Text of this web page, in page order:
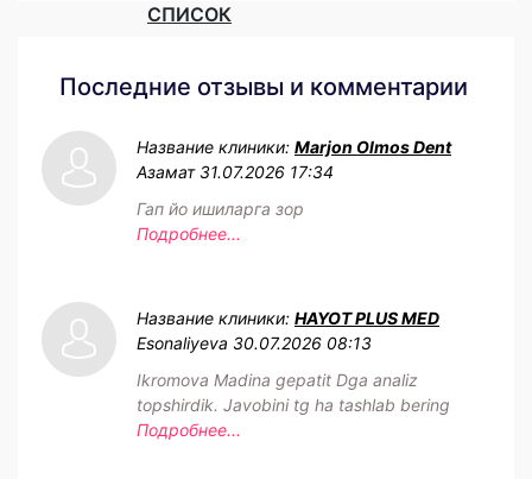
СПИСОК
Последние отзывы и комментарии
Название клиники: Marjon Olmos Dent
Азамат 31.07.2026 17:34
Гап йо ишиларга зор
Подробнее...
Название клиники: HAYOT PLUS MED
Esonaliyeva 30.07.2026 08:13
Ikromova Madina gepatit Dga analiz
topshirdik. Javobini tg ha tashlab bering
Подробнее...